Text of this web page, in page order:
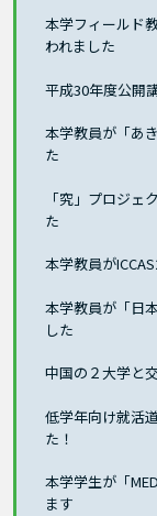
本学フィールド
われました
平成30年度公開
本学教員が「あ
た
「究」プロジェ
た
本学教員が
本学教員が「日
した
中国の２大学と
低学年向け就活
た！
本学学生が「
ます